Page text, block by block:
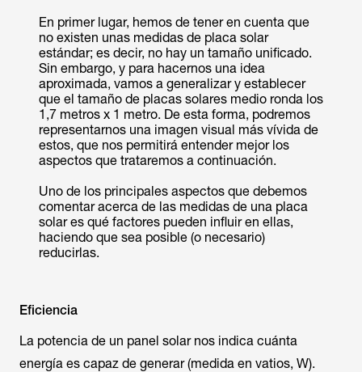
En primer lugar, hemos de tener en cuenta que
no existen unas medidas de placa solar
estándar; es decir, no hay un tamaño unificado.
Sin embargo, y para hacernos una idea
aproximada, vamos a generalizar y establecer
que el tamaño de placas solares medio ronda los
1,7 metros x 1 metro. De esta forma, podremos
representarnos una imagen visual más vívida de
estos, que nos permitirá entender mejor los
aspectos que trataremos a continuación.
Uno de los principales aspectos que debemos
comentar acerca de las medidas de una placa
solar es qué factores pueden influir en ellas,
haciendo que sea posible (o necesario)
reducirlas.
Eficiencia
La potencia de un panel solar nos indica cuánta
energía es capaz de generar (medida en vatios, W).